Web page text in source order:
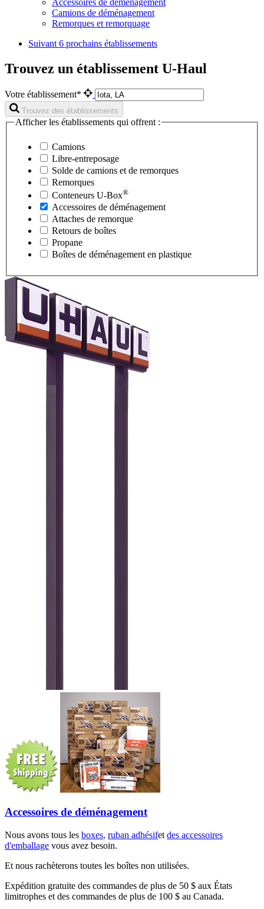
Accessoires de déménagement
Camions de déménagement
Remorques et remorquage
Suivant 6 prochains établissements
Trouvez un établissement U-Haul
Votre établissement*
Trouvez des établissements
Afficher les établissements qui offrent :
Camions
Libre-entreposage
Solde de camions et de remorques
Remorques
Conteneurs U-Box®
Accessoires de déménagement
Attaches de remorque
Retours de boîtes
Propane
Boîtes de déménagement en plastique
Accessoires de déménagement
Nous avons tous les boxes, ruban adhésifet des accessoires
d'emballage vous avez besoin.
Et nous rachèterons toutes les boîtes non utilisées.
Expédition gratuite des commandes de plus de 50 $ aux États
limitrophes et des commandes de plus de 100 $ au Canada.